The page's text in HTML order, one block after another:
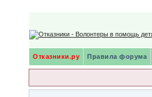
Отказники.ру Правила форума